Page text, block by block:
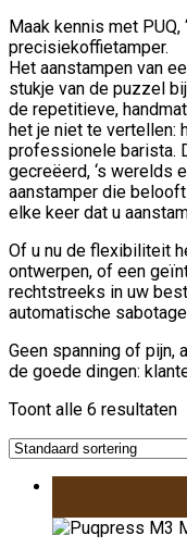
Maak kennis met
precisiekoffietamper.
Het aanstampen van
stukje van de puzzel
de repetitieve,
het je niet te vertellen:
professionele barista.
gecreëerd, ‘s werelds
aanstamper die
elke keer dat u
Of u nu de flexibiliteit
ontwerpen, of een
rechtstreeks in uw
automatische
Geen spanning of pijn,
de goede dingen:
Toont alle 6 resultaten